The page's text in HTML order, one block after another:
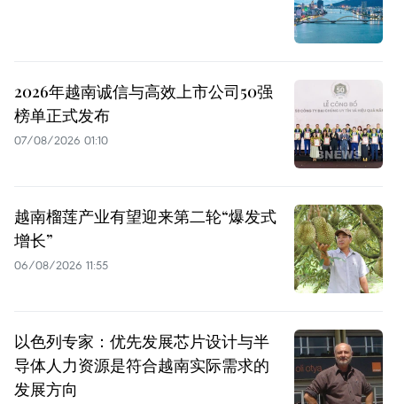
2026年越南诚信与高效上市公司50强
榜单正式发布
07/08/2026 01:10
越南榴莲产业有望迎来第二轮“爆发式
增长”
06/08/2026 11:55
以色列专家：优先发展芯片设计与半
导体人力资源是符合越南实际需求的
发展方向